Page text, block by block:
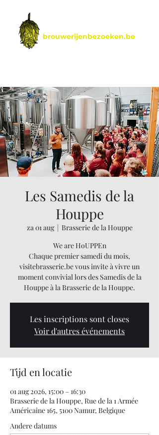
brouwerijenbezoeken.be
Les Samedis de la
Houppe
za 01 aug
  |
Brasserie de la Houppe
We are HoUPPEn
Chaque premier samedi du mois,
visitebrasserie.be vous invite à vivre un
moment convivial lors des Samedis de la
Houppe à la Brasserie de la Houppe.
Les inscriptions sont closes
Voir d'autres événements
Tijd en locatie
01 aug 2026, 15:00 – 16:30
Brasserie de la Houppe, Rue de la 1 Armée
Américaine 165, 5100 Namur, Belgique
Andere datums